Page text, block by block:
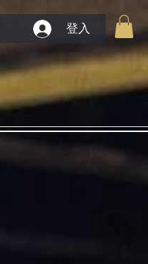
登入